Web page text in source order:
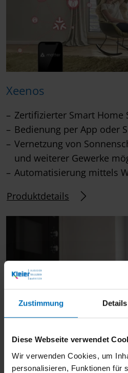
Zustimmung Details
Diese Webseite verwendet
Wir verwenden Cookies, um
personalisieren, Funktionen für
Xeenos
Zertifizierter Smart Home
Bedienung per App oder
Vernetzung von
und weiterer Gewerke
Automatisierung mittels
Produktdetails